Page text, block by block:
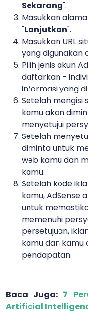
Sekarang".
Masukkan
"Lanjutkan".
Masukkan URL
yang digunakan
Pilih jenis akun
daftarkan -
informasi yang
Setelah mengisi
kamu akan
menyetujui
Setelah
diminta untuk
web kamu dan
kamu.
Setelah kode
kamu, AdSense
untuk
memenuhi
persetujuan,
kamu dan kamu
pendapatan.
Baca Juga: 7
Artificial